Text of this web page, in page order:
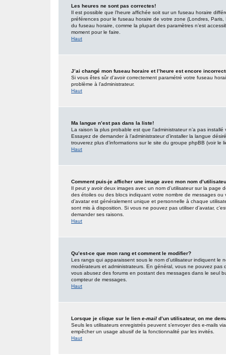
Les heures ne sont pas correctes!
Il est possible que l’heure affichée soit sur un fuseau horaire
préférences pour le fuseau horaire de votre zone (Londres,
du fuseau horaire, comme la plupart des paramètres n’est
moment pour le faire.
Haut
J’ai changé mon fuseau horaire et l’heure est encore
Si vous êtes sûr d’avoir correctement paramétré votre fuseau
problème à l’administrateur.
Haut
Ma langue n’est pas dans la liste!
La raison la plus probable est que l’administrateur n’a pas
Essayez de demander à l’administrateur d’installer la langue
trouverez plus d’informations sur le site du groupe phpBB (voir le
Haut
Comment puis-je afficher une image avec mon nom
Il peut y avoir deux images avec un nom d’utilisateur sur la
des étoiles ou des blocs indiquant votre nombre de messages
d’avatar est généralement unique et personnelle à chaque
sont mis à disposition. Si vous ne pouvez pas utiliser d’avatar,
demander ses raisons.
Haut
Qu’est-ce que mon rang et comment le modifier?
Les rangs qui apparaissent sous le nom d’utilisateur indiquent
modérateurs et administrateurs. En général, vous ne pouvez pas
vous abusez des forums en postant des messages dans le seul
compteur de messages.
Haut
Lorsque je clique sur le lien e-mail d’un utilisateur, on me
Seuls les utilisateurs enregistrés peuvent s’envoyer des e-mails
empêcher un usage abusif de la fonctionnalité par les invités.
Haut